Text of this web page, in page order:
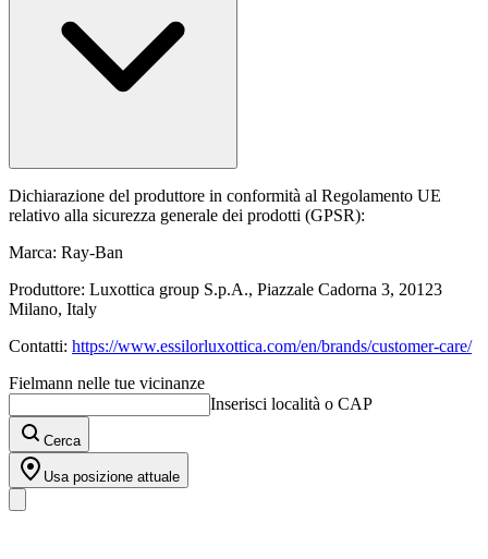
Dichiarazione del produttore in conformità al Regolamento UE
relativo alla sicurezza generale dei prodotti (GPSR):
Marca: Ray-Ban
Produttore: Luxottica group S.p.A., Piazzale Cadorna 3, 20123
Milano, Italy
Contatti: https://www.essilorluxottica.com/en/brands/customer-care/
Fielmann nelle tue vicinanze
Inserisci località o CAP
Cerca
Usa posizione attuale